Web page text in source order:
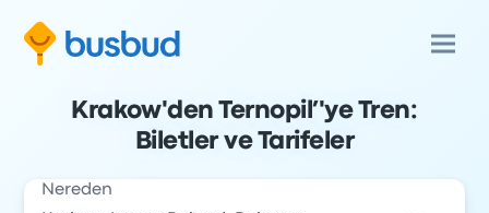
Krakow'den Ternopil’'ye Tren:
Biletler ve Tarifeler
Nereden